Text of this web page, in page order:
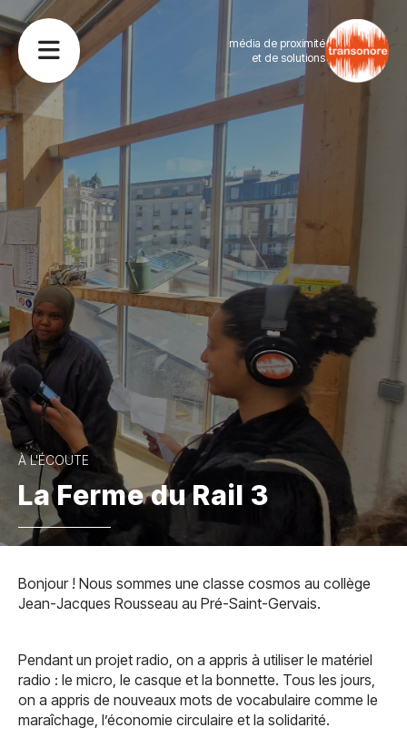
média de proximité
et de solutions
À L'ÉCOUTE
La Ferme du Rail 3
Bonjour ! Nous sommes une classe cosmos au collège
Jean-Jacques Rousseau au Pré-Saint-Gervais.
Pendant un projet radio, on a appris à utiliser le matériel
radio : le micro, le casque et la bonnette. Tous les jours,
on a appris de nouveaux mots de vocabulaire comme le
maraîchage, l’économie circulaire et la solidarité.